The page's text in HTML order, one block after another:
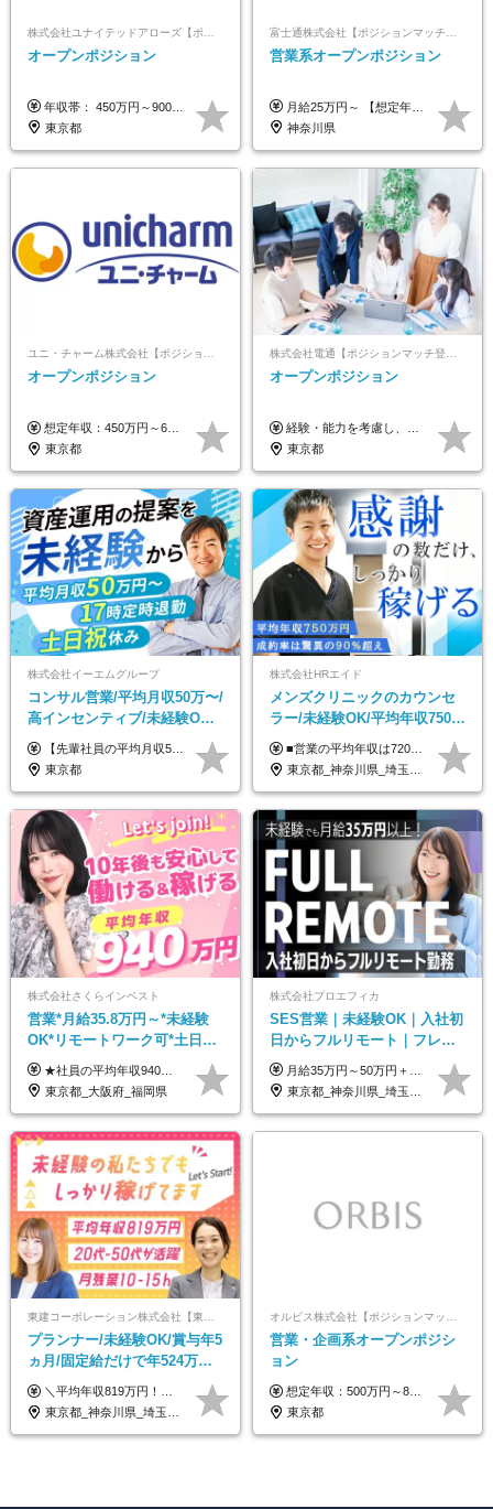
オープンポジション
年収帯： 450万円～900万円 ※経験・スキルを考慮の上、決定します。
東京都
営業系オープンポジション
月給25万円～ 【想定年収】 400万円～1000万円（残業代及び諸手当込） ※ご経験、前年収、ご年齢に応じて決定します。
神奈川県
オープンポジション
想定年収：450万円～650万円 ※経験・能力を考慮の上、規定により優遇いたします ※試用期間6ヵ月（その間の給与・待遇に変動はありません）
東京都
オープンポジション
経験・能力を考慮し、当社規定により決定します。 ▼参考情報 ------------ 年収イメージ：500万～1500万
東京都
株式会社イーエムグループ
コンサル営業/平均月収50万〜/
高インセンティブ/未経験OK/
残業なし/4,50代も活躍/ブラン
ク可/面接1回
【先輩社員の平均月収50万円】 月給30万円以上+インセンティブ+その他手当 ※経験・スキルを考慮の上で給与を決定します ※上記には5万円（月20時間分）のみなし残業代と一律手当（営業手当4万円、能力評価手当4万円）を含みます ※上記を超える残業代は別途全額支給します ※試用期間：3ヶ月あり（試用期間中の待遇に差異なし）
東京都
株式会社HRエイド
メンズクリニックのカウンセ
ラー/未経験OK/平均年収750万
円/4人に1人が年収1000万円超
え/成約率90％
■営業の平均年収は720万円！ ■4人に1人が年収1000万円超え 月給27万円～100万円+インセンティブ(平均月20～40万円程) ＜インセンティブ制度について＞ 当社では創業以来、頑張ったらその分稼げる環境づくりに注力。カウンセラー部署では、個人の成約金額・チームの成果・事業部の売上利益を掛け合わせる新しいインセンティブ制度を導入しました。あなたの頑張り次第で毎月高インセンティブが実現できる体制です！ ※上記金額には固定残業代（35,500円以上～・30時間分）が含まれます。時間超過分は追加支給します。 ※試用期間3か月あり。研修期間3か月中は、月給25万円～30万円になります。(固定残業代：35,500円～・23h分を含む) ※インセンティブの一部は、研修期間中から支給されます。その他待遇の差異はありません。
東京都_神奈川県_埼玉県_千葉県_大阪府_愛知県_北海道_宮城県_栃木県_群馬県_静岡県_兵庫県_京都府_岡山県_熊本県
株式会社さくらインベスト
営業*月給35.8万円～*未経験
OK*リモートワーク可*土日祝
休み*年休123日以上*転職者全
員が収入UP
★社員の平均年収940万円（※2025年11月時点） ★転職者は全員収入アップを実現 ★入社半年で昇給した実績あり！ 【営業未経験】 月給35万8,000円～（固定残業代含む）＋インセンティブ ＋賞与年2回 【管理職候補】 月給40万円～100万円＋インセンティブ＋賞与年2回 ※固定残業代は、時間外労働の有無にかかわらず月25時間分（月5万8,000円～）を支給します。 ※上記を超える時間外労働分は、別途追加で支給します。 ＼月給額が高い理由について／ 当社が扱うのは、1件あたり100万円以上となる高単価な金融商品です。 そのため月給ベースも高く設定して社員に還元しています。 ＜試用期間中の給与＞※営業未経験の方 試用期間2カ月あり。 月給25万円＋営業手当5万円（資格取得後より日割り支給） ※残業代は別途全額支給します。 ※その他の待遇に差異はありません。 ★時短勤務も可能です ・7時間勤務：月給26万2,500円～＋インセンティブ＋賞与（年2回） ・6時間勤務：月給24万円～＋インセンティブ＋賞与（年2回） （時短勤務例）9:00-16:00、10:00-17:00など
東京都_大阪府_福岡県
株式会社プロエフィカ
SES営業｜未経験OK｜入社初
日からフルリモート｜フレッ
クス可｜残業月平均10h以下｜
事業立ち上げメンバー
月給35万円～50万円＋交通費 ◎経験やスキルを考慮し、最大限優遇します ◎上記月給は固定残業代月40時間分(月10万9,375～)を含みます。残業時間が超過した場合はその分追加支給します ◎試用期間6カ月あり(給与や待遇は同じです)
東京都_神奈川県_埼玉県_千葉県_大阪府_愛知県_北海道_青森県_岩手県_宮城県_秋田県_山形県_福島県_茨城県_栃木県_群馬県_新潟県_山梨県_長野県_富山県_石川県_福井県_静岡県_岐阜県_三重県_兵庫県_京都府_滋賀県_奈良県_和歌山県_広島県_岡山県_鳥取県_島根県_山口県_徳島県_香川県_愛媛県_高知県_福岡県_熊本県_佐賀県_長崎県_大分県_宮崎県_鹿児島県_沖縄県
プランナー/未経験OK/賞与年5
ヵ月/固定給だけで年524万円
可能/二人に一人が年収700万
円/休めて稼げる
＼平均年収819万円！社員の最大年収3,131万円／ ＼2人に1人が年収700万円以上／ ＼5人に1人が年収1,000万円以上！／ 固定給だけで、年収524万円も可能！ インセンティブだけでなく固定給でもしっかり稼げる仕組みです！ 【入社初年度】 年収400万～550万円＋インセンティブ →月給26万3,000円～29万5,600円＋賞与年2回（基本給×約5ヵ月分※前年度実績）＋インセンティブ＋各種手当 【インセンティブ】 1物件着工で目安80万～200万円 ※建物の契約金額実績によります 【各種手当】 ・都市手当…月1万円～3万円（首都圏・東海圏・関西圏で弊社指定の事業所に勤務する方が対象） ・家族手当…配偶者：月1万円、子供1名につき：月5千円 ・資格手当…FP資格1級：月1万円、2級：月5千円、3級：月3千円 ・役職手当…昇進欄に詳細記載（主任補：月5千円→主任：月1万円…） 【その他】 ※上記月給には、固定残業代【47時間分（7万3,800円以上）】が含まれます ※月平均残業時間は14時間と少なめです（2023年度） ※固定残業代の時間数を超える時間外労働は追加で支給 但し、時間数を超える時間外労働が発生する場合もあります（特別条項付き協定締結済）
東京都_神奈川県_埼玉県_千葉県_大阪府_愛知県_宮城県_茨城県_栃木県_群馬県_静岡県_兵庫県_京都府_福岡県
営業・企画系オープンポジシ
ョン
想定年収：500万円～800万円 ※ご経験やスキルに応じて決定します。 ※上記想定年収はあくまでも目安の金額であり、 選考を通じて上下する可能性があります。
東京都